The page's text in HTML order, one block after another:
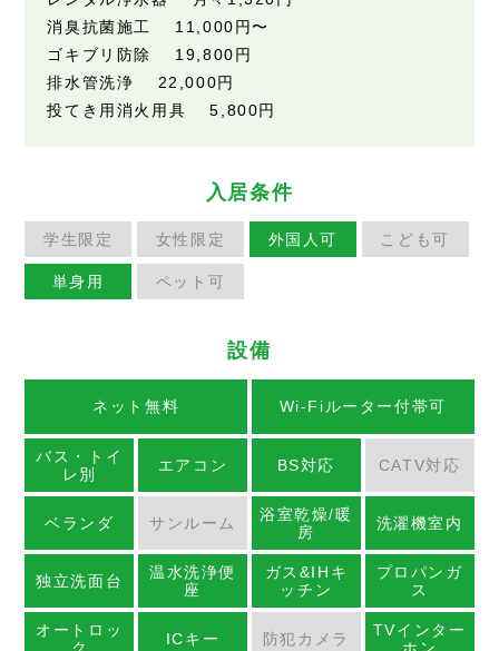
消臭抗菌施工 11,000円〜
ゴキブリ防除 19,800円
排水管洗浄 22,000円
投てき用消火用具 5,800円
入居条件
学生限定 女性限定 外国人可 こども可
単身用 ペット可
設備
ネット無料 Wi-Fiルーター付帯可
バス・トイ
レ別
エアコン BS対応 CATV対応
ベランダ サンルーム
浴室乾燥/暖
房
洗濯機室内
独立洗面台
温水洗浄便
座
ガス&IHキ
ッチン
プロパンガ
ス
オートロッ
ク
ICキー 防犯カメラ
TVインター
ホン